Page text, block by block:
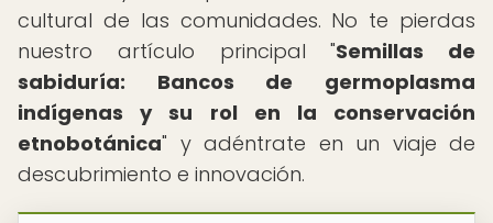
cultural de las comunidades. No te pierdas
nuestro artículo principal "Semillas de
sabiduría: Bancos de germoplasma
indígenas y su rol en la conservación
etnobotánica" y adéntrate en un viaje de
descubrimiento e innovación.